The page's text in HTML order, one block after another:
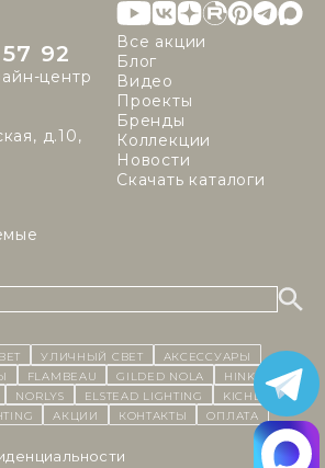
92
центр
д.10,
Все акции
Блог
Видео
Проекты
Бренды
Коллекции
Новости
Скачать каталоги
уличный СВЕТ
Аксессуары
Flambeau Gilded Nola
Hinkley
Norlys Elstead Lighting
Kichler
Акции контакты Оплата